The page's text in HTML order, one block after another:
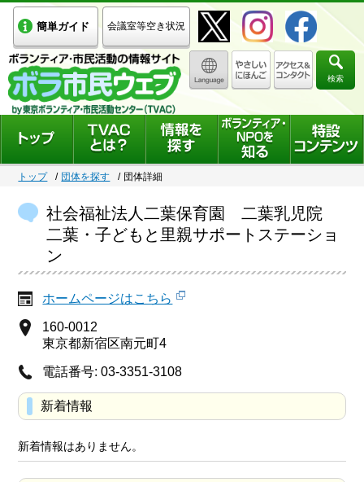
簡単ガイド 会議室等空き状況
検索
トップ 団体を探す 団体詳細
社会福祉法人二葉保育園 二葉乳児院
二葉・子どもと里親サポートステーショ
ン
ホームページはこちら
160-0012
東京都新宿区南元町4
電話番号: 03-3351-3108
新着情報
新着情報はありません。